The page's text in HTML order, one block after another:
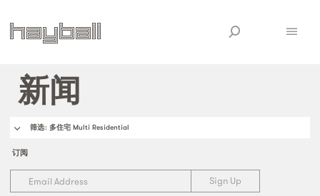
新闻
筛选: 多住宅 Multi Residential
订阅